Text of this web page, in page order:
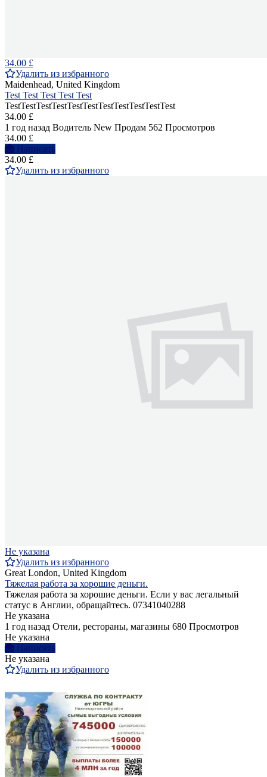
34.00 £
Удалить из избранного
Maidenhead, United Kingdom
Test Test Test Test Test
TestTestTestTestTestTestTestTestTestTestTest
34.00 £
1 год назад Водитель New Продам 562 Просмотров
34.00 £
Написать
34.00 £
Удалить из избранного
Не указана
Удалить из избранного
Great London, United Kingdom
Тяжелая работа за хорошие деньги.
Тяжелая работа за хорошие деньги. Если у вас легальный
статус в Англии, обращайтесь. 07341040288
Не указана
1 год назад Отели, рестораны, магазины 680 Просмотров
Не указана
Написать
Не указана
Удалить из избранного